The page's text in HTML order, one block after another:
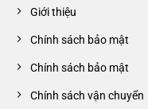
Giới thiệu
Chính sách bảo mật
Chính sách bảo mật
Chính sách vận chuyển